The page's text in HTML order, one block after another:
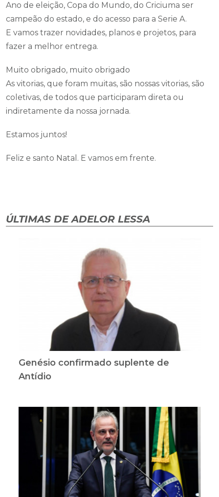
Ano de eleição, Copa do Mundo, do Criciuma ser
campeão do estado, e do acesso para a Serie A.
E vamos trazer novidades, planos e projetos, para
fazer a melhor entrega.
Muito obrigado, muito obrigado
As vitorias, que foram muitas, são nossas vitorias, são
coletivas, de todos que participaram direta ou
indiretamente da nossa jornada.
Estamos juntos!
Feliz e santo Natal. E vamos em frente.
ÚLTIMAS DE ADELOR LESSA
Genésio confirmado suplente de
Antídio